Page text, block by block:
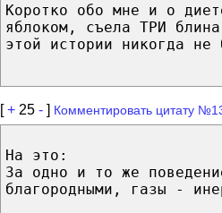
Коротко обо мне и о
яблоком, съела ТРИ
этой истории никогда
[+ 25 - ] Комментировать цитату
На это:
За одно и то же
благородными, газы -